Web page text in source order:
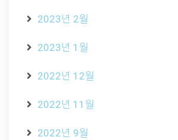
2023년 2월
2023년 1월
2022년 12월
2022년 11월
2022년 9월